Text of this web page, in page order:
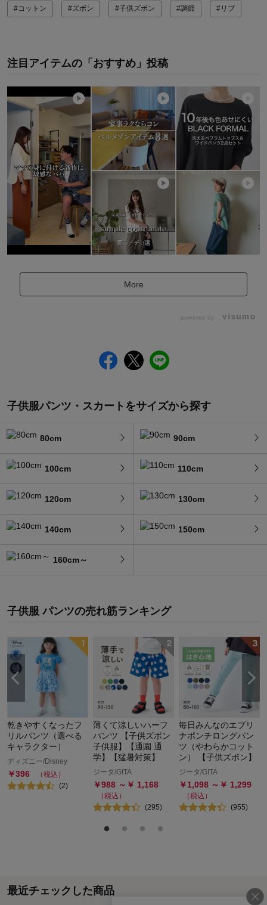
#コットン #ズボン #子供ズボン #調節 #リブ
注目アイテムの「おすすめ」投稿
More
powered by
子供服パンツ・スカートをサイズから探す
80cm 90cm
100cm 110cm
120cm 130cm
140cm 150cm
160cm～
子供服 パンツの売れ筋ランキング
乾きやすくなったフ
リルパンツ（選べる
キャラクター）
ディズニー/Disney
￥396
（税込）
(2)
薄くて涼しいハーフ
パンツ 【子供ズボン
子供服】【通園 通
学】【猛暑対策】
ジータ/GITA
￥988 ～￥ 1,168
（税込）
(295)
毎日みんなのエブリ
ナポンチロングパン
ツ（やわらかコット
ン） 【子供ズボン】
ジータ/GITA
￥1,098 ～￥ 1,299
（税込）
(955)
最近チェックした商品